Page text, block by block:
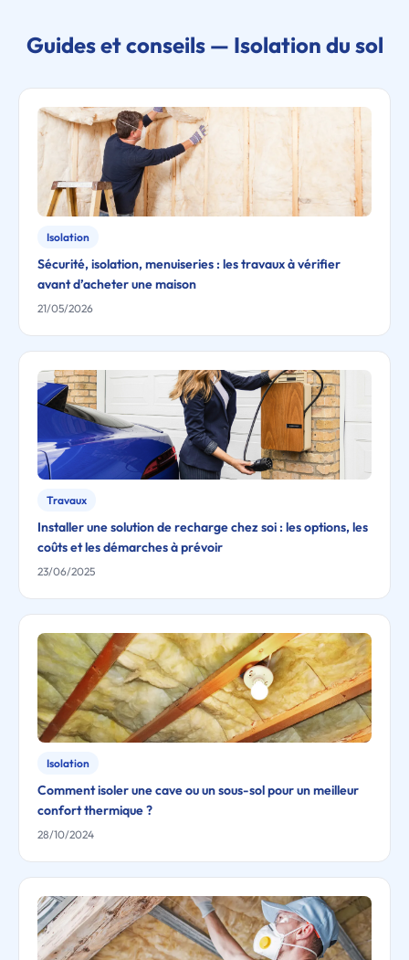
Guides et conseils — Isolation du sol
Isolation
Sécurité, isolation, menuiseries : les travaux à vérifier
avant d’acheter une maison
21/05/2026
Travaux
Installer une solution de recharge chez soi : les options, les
coûts et les démarches à prévoir
23/06/2025
Isolation
Comment isoler une cave ou un sous-sol pour un meilleur
confort thermique ?
28/10/2024